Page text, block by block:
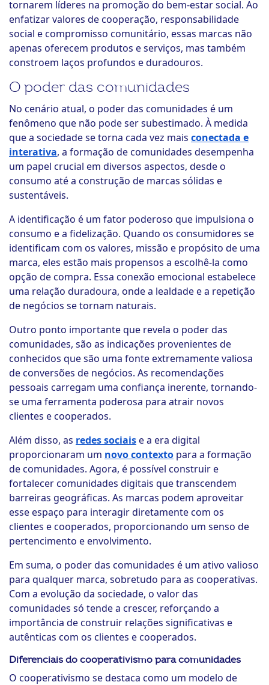
tornarem líderes na promoção do bem-estar social. Ao
enfatizar valores de cooperação, responsabilidade
social e compromisso comunitário, essas marcas não
apenas oferecem produtos e serviços, mas também
constroem laços profundos e duradouros.
O poder das comunidades
No cenário atual, o poder das comunidades é um
fenômeno que não pode ser subestimado. À medida
que a sociedade se torna cada vez mais conectada e
interativa, a formação de comunidades desempenha
um papel crucial em diversos aspectos, desde o
consumo até a construção de marcas sólidas e
sustentáveis.
A identificação é um fator poderoso que impulsiona o
consumo e a fidelização. Quando os consumidores se
identificam com os valores, missão e propósito de uma
marca, eles estão mais propensos a escolhê-la como
opção de compra. Essa conexão emocional estabelece
uma relação duradoura, onde a lealdade e a repetição
de negócios se tornam naturais.
Outro ponto importante que revela o poder das
comunidades, são as indicações provenientes de
conhecidos que são uma fonte extremamente valiosa
de conversões de negócios. As recomendações
pessoais carregam uma confiança inerente, tornando-
se uma ferramenta poderosa para atrair novos
clientes e cooperados.
Além disso, as redes sociaise a era digital
proporcionaram um novo contexto para a formação
de comunidades. Agora, é possível construir e
fortalecer comunidades digitais que transcendem
barreiras geográficas. As marcas podem aproveitar
esse espaço para interagir diretamente com os
clientes e cooperados, proporcionando um senso de
pertencimento e envolvimento.
Em suma, o poder das comunidades é um ativo valioso
para qualquer marca, sobretudo para as cooperativas.
Com a evolução da sociedade, o valor das
comunidades só tende a crescer, reforçando a
importância de construir relações significativas e
autênticas com os clientes e cooperados.
Diferenciais do cooperativismo para comunidades
O cooperativismo se destaca como um modelo de